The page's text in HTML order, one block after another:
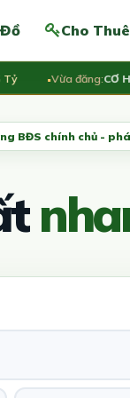
Cho Thuê
Vừa đăng:CƠ
BĐS chính chủ -